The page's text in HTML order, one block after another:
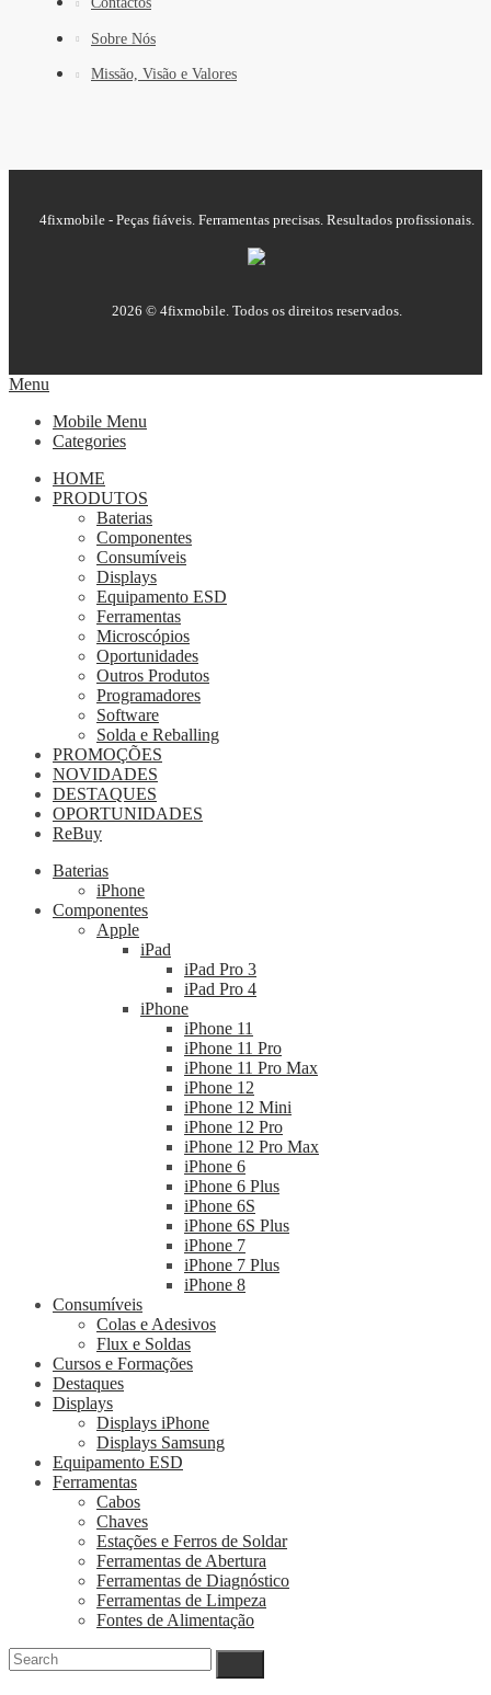
Sobre Nós
Missão, Visão e Valores
4fixmobile - Peças fiáveis. Ferramentas precisas. Resultados profissionais.
2026 © 4fixmobile. Todos os direitos reservados.
Menu
Mobile Menu
Categories
HOME
PRODUTOS
Baterias
Componentes
Consumíveis
Displays
Equipamento ESD
Ferramentas
Microscópios
Oportunidades
Outros Produtos
Programadores
Software
Solda e Reballing
PROMOÇÕES
NOVIDADES
DESTAQUES
OPORTUNIDADES
ReBuy
Baterias
iPhone
Componentes
Apple
iPad
iPad Pro 3
iPad Pro 4
iPhone
iPhone 11
iPhone 11 Pro
iPhone 11 Pro Max
iPhone 12
iPhone 12 Mini
iPhone 12 Pro
iPhone 12 Pro Max
iPhone 6
iPhone 6 Plus
iPhone 6S
iPhone 6S Plus
iPhone 7
iPhone 7 Plus
iPhone 8
Consumíveis
Colas e Adesivos
Flux e Soldas
Cursos e Formações
Destaques
Displays
Displays iPhone
Displays Samsung
Equipamento ESD
Ferramentas
Cabos
Chaves
Estações e Ferros de Soldar
Ferramentas de Abertura
Ferramentas de Diagnóstico
Ferramentas de Limpeza
Fontes de Alimentação